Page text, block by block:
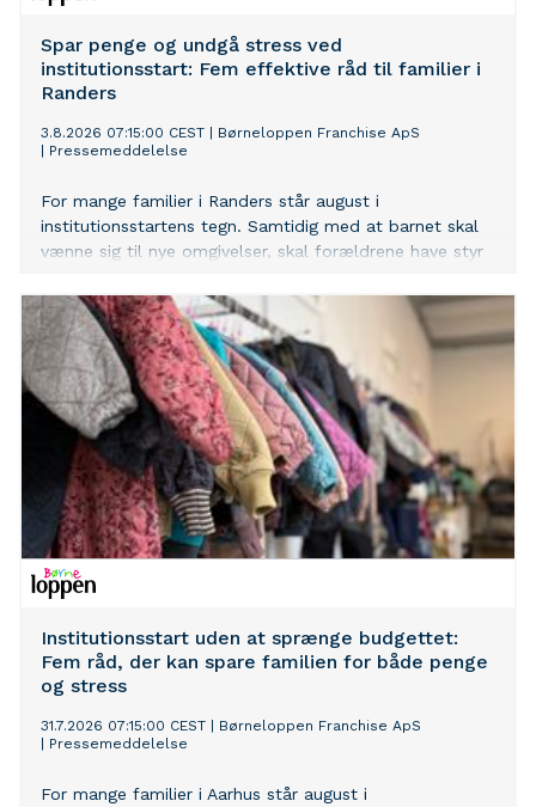
Spar penge og undgå stress ved
institutionsstart: Fem effektive råd til familier i
Randers
3.8.2026 07:15:00 CEST
Børneloppen Franchise ApS
Pressemeddelelse
For mange familier i Randers står august i
institutionsstartens tegn. Samtidig med at barnet skal
vænne sig til nye omgivelser, skal forældrene have styr
skiftetøj. Hos Børneloppen Randers oplever man hvert
år, at mange familier bliver overraskede over, hvor
mange ting der faktisk skal være klar – og hvor hurtigt
udgifterne kan løbe op.
Institutionsstart uden at sprænge budgettet:
Fem råd, der kan spare familien for både penge
og stress
31.7.2026 07:15:00 CEST
Børneloppen Franchise ApS
Pressemeddelelse
For mange familier i Aarhus står august i